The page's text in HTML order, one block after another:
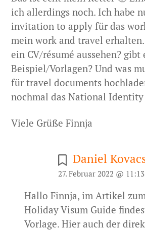
ich allerdings noch. Ich habe
invitation to apply für das
mein work and travel erhalten.
ein CV/résumé aussehen? gibt
Beispiel/Vorlagen? Und was
für travel documents
nochmal das National Identity
Viele Grüße Finnja
Daniel
27. Februar 2022 @ 11:13
Hallo Finnja, im Artikel
Holiday Visum Guide
Vorlage. Hier auch der